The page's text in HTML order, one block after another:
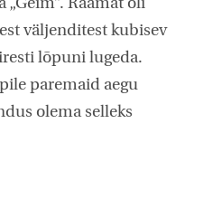
Raamat oli
väljenditest kubisev
lõpuni lugeda.
paremaid aegu
olema selleks